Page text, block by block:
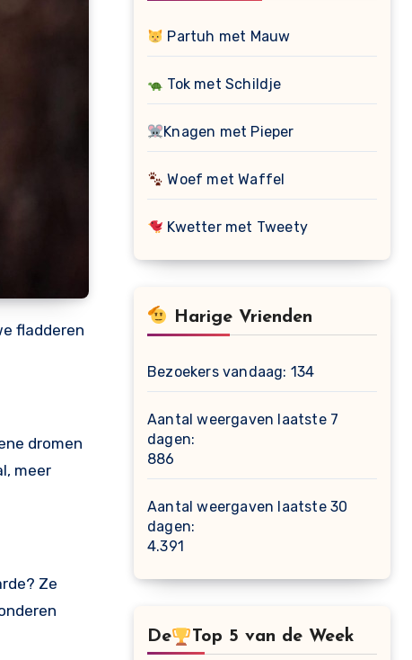
fladderen
dromen
meer
Ze
Partuh met Mauw
Tok met Schildje
Knagen met Pieper
Woef met Waffel
Kwetter met Tweety
Harige Vrienden
Bezoekers vandaag: 134
Aantal weergaven laatste 7
dagen:
886
Aantal weergaven laatste 30
dagen:
4.391
De Top 5 van de Week